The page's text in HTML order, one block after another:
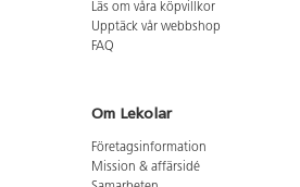
Läs om våra köpvillkor
Upptäck vår webbshop
FAQ
Om Lekolar
Företagsinformation
Mission & affärsidé